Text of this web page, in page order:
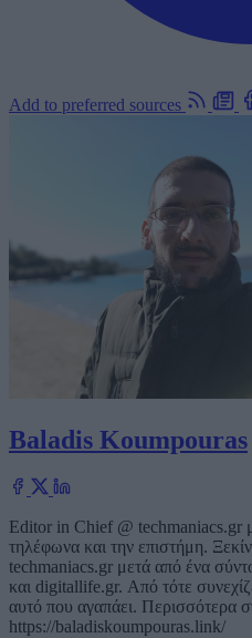
Add to preferred sources
Baladis Koumpouras
Editor in Chief @ techmaniacs.gr
τηλέφωνα και την επιστήμη.
techmaniacs.gr μετά από ένα
και digitallife.gr. Από τότε
αυτό που αγαπάει. Περισσότερα
https://baladiskoumpouras.link/